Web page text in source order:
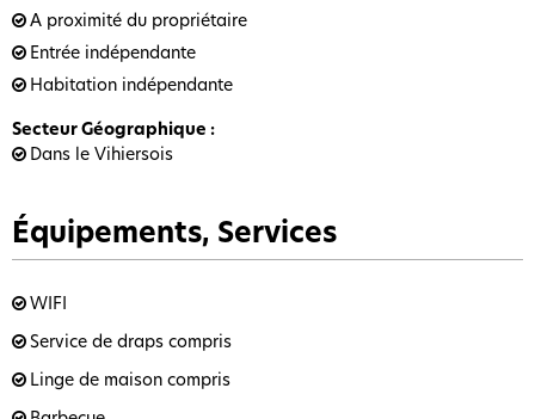
A proximité du propriétaire
Entrée indépendante
Habitation indépendante
Secteur Géographique :
Dans le Vihiersois
Équipements, Services
WIFI
Service de draps compris
Linge de maison compris